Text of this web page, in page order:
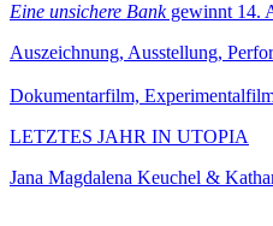
Eine unsichere Bankgewinnt 14.
Auszeichnung, Ausstellung,
Dokumentarfilm,
LETZTES JAHR IN UTOPIA
Jana Magdalena Keuchel &